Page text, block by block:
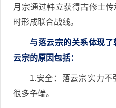
月宗通过韩立获得古修士
时形成联合战线。
与落云宗的关系体现
云宗的原因包括：
1.安全：落云宗实力
很多争端。